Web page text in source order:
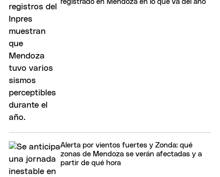
registrado en Mendoza en lo que va del año
Alerta por vientos fuertes y Zonda: qué
zonas de Mendoza se verán afectadas y a
partir de qué hora